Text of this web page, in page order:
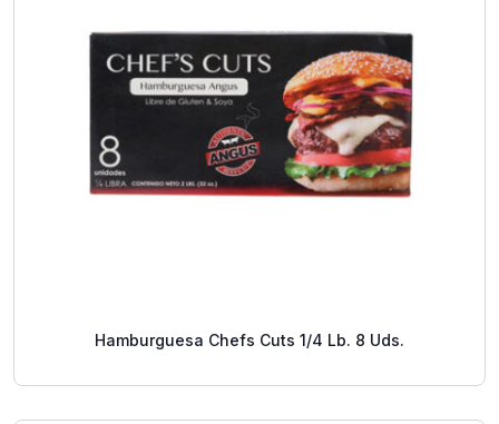
Hamburguesa Chefs Cuts 1/4 Lb. 8 Uds.